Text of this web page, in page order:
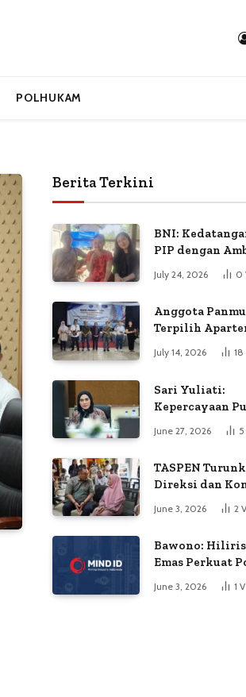
POLHUKAM
Berita Terkini
BNI:
PIP dengan
Permintaan
July 24, 2026 0
Anggota
Terpilih
Gardenia
Soroti Dugaan
July 14, 2026 18
Sari Yuliati:
Kepercayaan
Adalah Modal
Polri
June 27, 2026 5
TASPEN
Direksi dan
untuk Awasi
Penyaluran Gaji
June 3, 2026 2
Bawono:
Emas Perkuat
Indonesia dalam
Persaingan
June 3, 2026 1